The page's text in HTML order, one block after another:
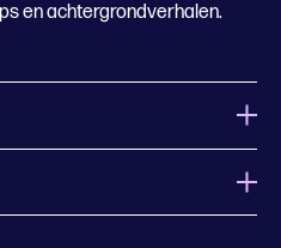
en achtergrondverhalen.